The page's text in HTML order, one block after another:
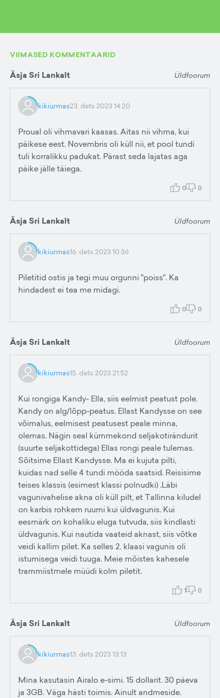
VIIMASED KOMMENTAARID
Äsja Sri Lankalt Üldfoorum
kikiurmas23. dets 2023 14:20
Proual oli vihmavari kaasas. Aitas nii vihma, kui
päikese eest. Novembris oli küll nii, et pool tundi
tuli korralikku padukat. Pärast seda lajatas aga
päike jälle täiega.
0 0
Äsja Sri Lankalt Üldfoorum
kikiurmas16. dets 2023 10:36
Piletitid ostis ja tegi muu orgunni "poiss". Ka
hindadest ei tea me midagi.
0 0
Äsja Sri Lankalt Üldfoorum
kikiurmas15. dets 2023 21:52
Kui rongiga Kandy- Ella, siis eelmist peatust pole.
Kandy on alg/lõpp-peatus. Ellast Kandysse on see
võimalus, eelmisest peatusest peale minna,
olemas. Nägin seal kümmekond seljakotirändurit
(suurte seljakottidega) Ellas rongi peale tulemas.
Sõitsime Ellast Kandysse. Ma ei kujuta pilti,
kuidas nad selle 4 tundi mööda saatsid. Reisisime
teises klassis (esimest klassi polnudki) .Läbi
vagunivahelise akna oli küll pilt, et Tallinna kiludel
on karbis rohkem ruumi kui üldvagunis. Kui
eesmärk on kohaliku eluga tutvuda, siis kindlasti
üldvagunis. Kui nautida vaateid aknast, siis võtke
veidi kallim pilet. Ka selles 2. klaasi vagunis oli
istumisega veidi tuuga. Meie mõistes kahesele
trammiistmele müüdi kolm piletit.
1 0
Äsja Sri Lankalt Üldfoorum
kikiurmas13. dets 2023 13:13
Mina kasutasin Airalo e-simi. 15 dollarit. 30 päeva
ja 3GB. Väga hästi toimis. Ainult andmeside.